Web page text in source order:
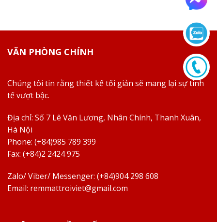
VĂN PHÒNG CHÍNH
Chúng tôi tin rằng thiết kế tối giản sẽ mang lại sự tinh
tế vượt bậc.
Địa chỉ: Số 7 Lê Văn Lương, Nhân Chính, Thanh Xuân,
Hà Nội
Phone: (+84)985 789 399
Fax: (+84)2 2424 975
Zalo/ Viber/ Messenger: (+84)904 298 608
Email: remmattroiviet@gmail.com